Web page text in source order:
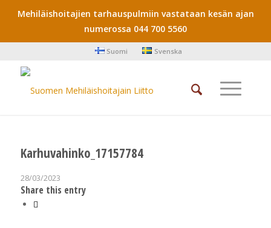
Mehiläishoitajien tarhauspulmiin vastataan kesän ajan
numerossa 044 700 5560
Suomi Svenska
Karhuvahinko_17157784
28/03/2023
Share this entry